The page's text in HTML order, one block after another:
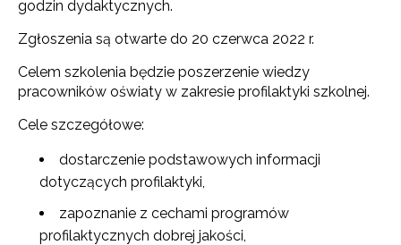
godzin dydaktycznych.
Zgłoszenia są otwarte do 20 czerwca 2022 r.
Celem szkolenia będzie poszerzenie wiedzy
pracowników oświaty w zakresie profilaktyki szkolnej.
Cele szczegółowe:
dostarczenie podstawowych informacji
dotyczących profilaktyki,
zapoznanie z cechami programów
profilaktycznych dobrej jakości,